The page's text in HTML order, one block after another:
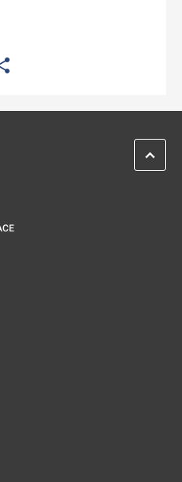
kartě
na nové kartě
otevře na nové kartě
ZPĚT